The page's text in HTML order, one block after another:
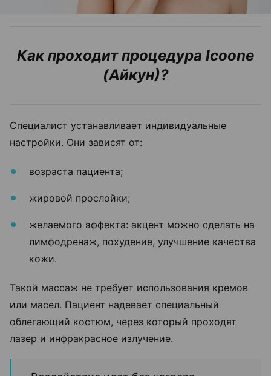
Как проходит процедура Icoone
(Айкун)?
Специалист устанавливает индивидуальные
настройки. Они зависят от:
возраста пациента;
жировой прослойки;
желаемого эффекта: акцент можно сделать на
лимфодренаж, похудение, улучшение качества
кожи.
Такой массаж не требует использования кремов
или масел. Пациент надевает специальный
облегающий костюм, через который проходят
лазер и инфракрасное излучение.